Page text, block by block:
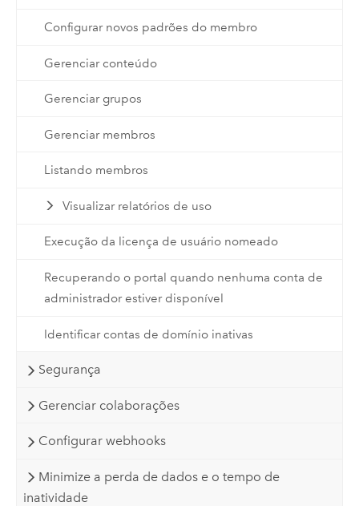
Configurar novos padrões do membro
Gerenciar conteúdo
Gerenciar grupos
Gerenciar membros
Listando membros
Visualizar relatórios de uso
Execução da licença de usuário nomeado
Recuperando o portal quando nenhuma conta de
administrador estiver disponível
Identificar contas de domínio inativas
Segurança
Gerenciar colaborações
Configurar webhooks
Minimize a perda de dados e o tempo de
inatividade